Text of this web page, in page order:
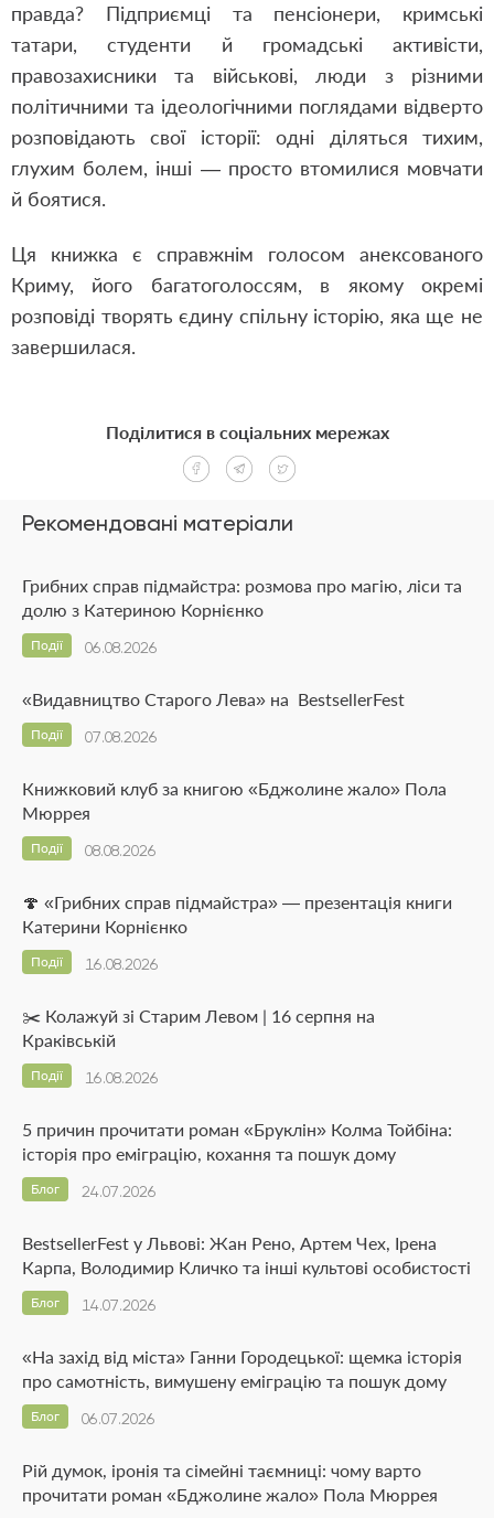
правда? Підприємці та пенсіонери, кримські
татари, студенти й громадські активісти,
правозахисники та військові, люди з різними
політичними та ідеологічними поглядами відверто
розповідають свої історії: одні діляться тихим,
глухим болем, інші — просто втомилися мовчати
й боятися.
Ця книжка є справжнім голосом анексованого
Криму, його багатоголоссям, в якому окремі
розповіді творять єдину спільну історію, яка ще не
завершилася.
Рекомендовані матеріали
Грибних справ підмайстра: розмова про магію, ліси та
долю з Катериною Корнієнко
06.08.2026
Події
«Видавництво Старого Лева» на BestsellerFest
07.08.2026
Події
Книжковий клуб за книгою «Бджолине жало» Пола
Мюррея
08.08.2026
Події
🍄 «Грибних справ підмайстра» — презентація книги
Катерини Корнієнко
16.08.2026
Події
✂️ Колажуй зі Старим Левом | 16 серпня на
Краківській
16.08.2026
Події
5 причин прочитати роман «Бруклін» Колма Тойбіна:
історія про еміграцію, кохання та пошук дому
24.07.2026
Блог
BestsellerFest у Львові: Жан Рено, Артем Чех, Ірена
Карпа, Володимир Кличко та інші культові особистості
14.07.2026
Блог
«На захід від міста» Ганни Городецької: щемка історія
про самотність, вимушену еміграцію та пошук дому
06.07.2026
Блог
Рій думок, іронія та сімейні таємниці: чому варто
прочитати роман «Бджолине жало» Пола Мюррея
Поділитися в соціальних мережах